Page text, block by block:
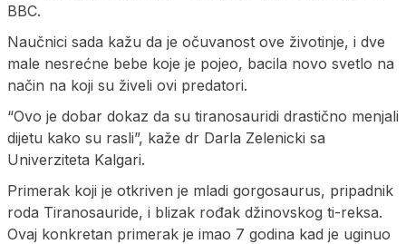
BBC.
Naučnici sada kažu da je očuvanost ove životinje, i dve
male nesrećne bebe koje je pojeo, bacila novo svetlo na
način na koji su živeli ovi predatori.
“Ovo je dobar dokaz da su tiranosauridi drastično menjali
dijetu kako su rasli”, kaže dr Darla Zelenicki sa
Univerziteta Kalgari.
Primerak koji je otkriven je mladi gorgosaurus, pripadnik
roda Tiranosauride, i blizak rođak džinovskog ti-reksa.
Ovaj konkretan primerak je imao 7 godina kad je uginuo